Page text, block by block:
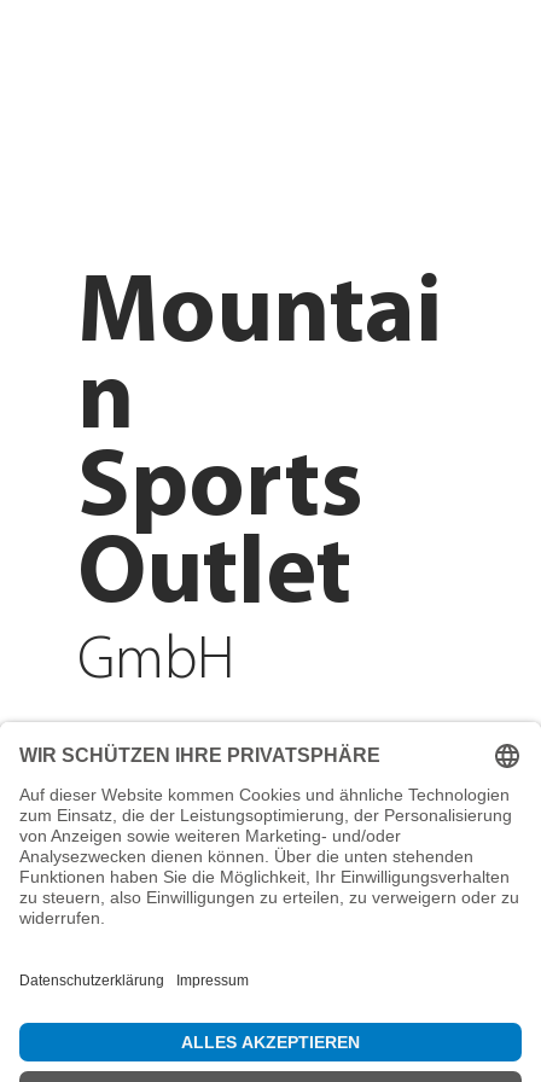
Adresse
Reichenberger Str. 1
84130 Dingolfing
Telefon
info@mountain-sports-
Mountai
n
Sports
Outlet
GmbH